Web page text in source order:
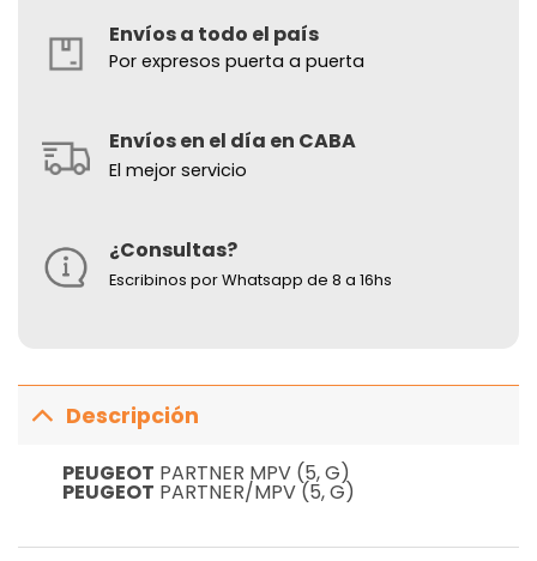
Envíos a todo el país
Por expresos puerta a puerta
Envíos en el día en CABA
El mejor servicio
¿Consultas?
Escribinos por Whatsapp de 8 a 16hs
Descripción
PEUGEOT PARTNER MPV (5, G)
PEUGEOT PARTNER/MPV (5, G)